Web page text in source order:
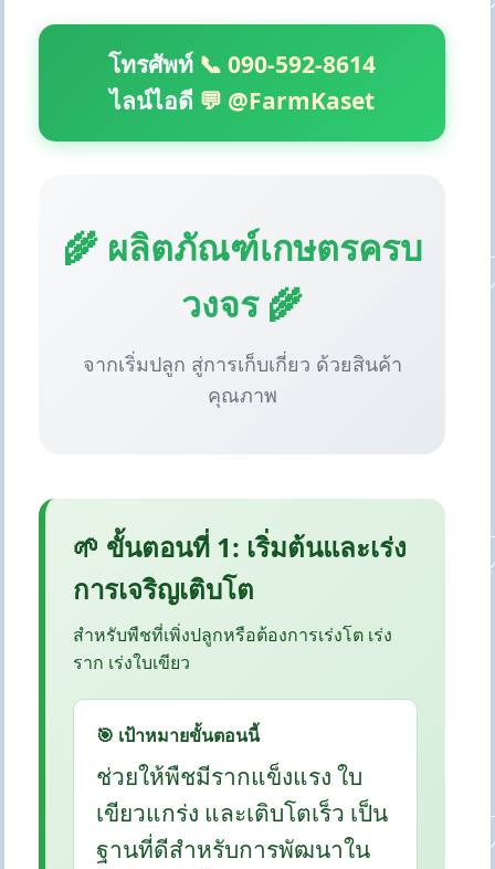
โทรศัพท์ 📞 090-592-8614
ไลน์ไอดี 💬 @FarmKaset
🌾 ผลิตภัณฑ์เกษตรครบ
วงจร 🌾
จากเริ่มปลูก สู่การเก็บเกี่ยว ด้วยสินค้า
คุณภาพ
🌱 ขั้นตอนที่ 1: เริ่มต้นและเร่ง
การเจริญเติบโต
สำหรับพืชที่เพิ่งปลูกหรือต้องการเร่งโต เร่ง
ราก เร่งใบเขียว
🎯 เป้าหมายขั้นตอนนี้
ช่วยให้พืชมีรากแข็งแรง ใบ
เขียวแกร่ง และเติบโตเร็ว เป็น
ฐานที่ดีสำหรับการพัฒนาใน